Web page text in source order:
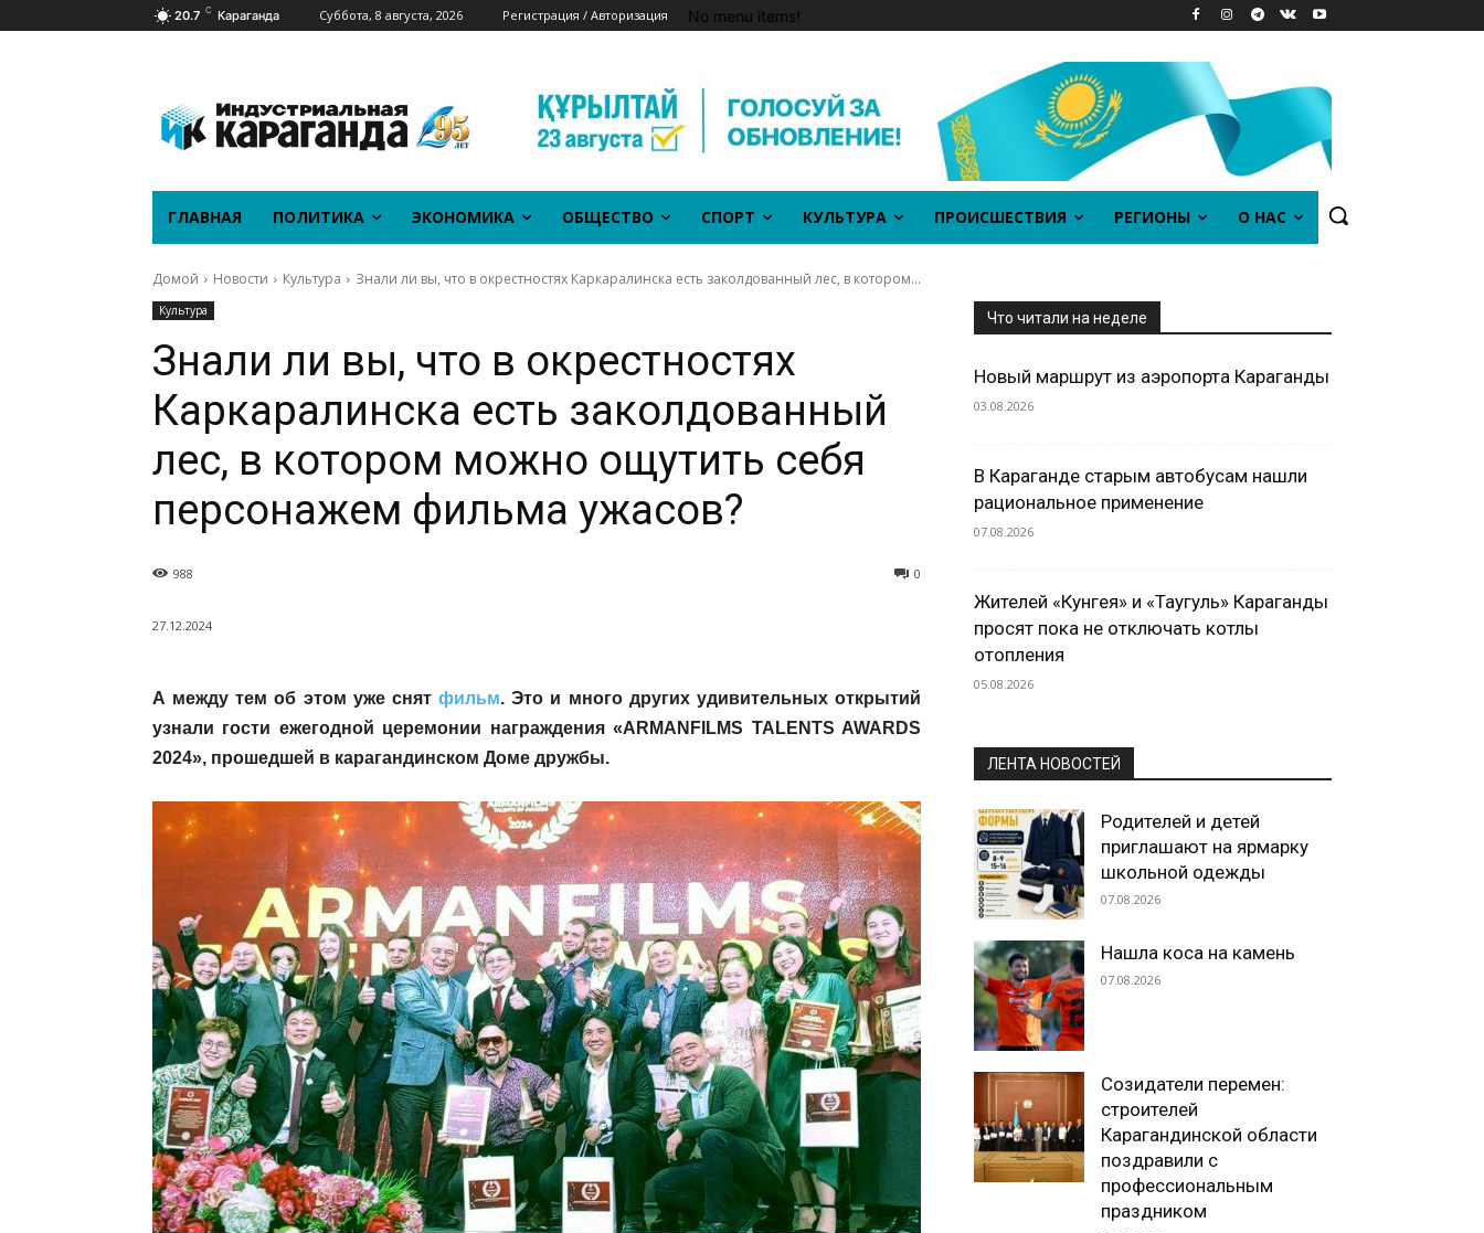
20.7 C Караганда Суббота, 8 августа, 2026 Регистрация / Авторизация No menu items!
ГЛАВНАЯ ПОЛИТИКА ЭКОНОМИКА ОБЩЕСТВО СПОРТ КУЛЬТУРА ПРОИСШЕСТВИЯ РЕГИОНЫ О НАС
Домой Новости Культура Знали ли вы, что в окрестностях Каркаралинска есть заколдованный лес, в котором...
Культура
Знали ли вы, что в окрестностях
Каркаралинска есть заколдованный
лес, в котором можно ощутить себя
персонажем фильма ужасов?
0
988
27.12.2024
А между тем об этом уже снятфильм. Это и много других удивительных открытий
узнали гости ежегодной церемонии награждения «ARMANFILMS TALENTS AWARDS
2024», прошедшей в карагандинском Доме дружбы.
Что читали на неделе
Новый маршрут из аэропорта Караганды
03.08.2026
В Караганде старым автобусам нашли
рациональное применение
07.08.2026
Жителей «Кунгея» и «Таугуль» Караганды
просят пока не отключать котлы
отопления
05.08.2026
ЛЕНТА НОВОСТЕЙ
Родителей и детей
приглашают на ярмарку
школьной одежды
07.08.2026
Нашла коса на камень
07.08.2026
Созидатели перемен:
строителей
Карагандинской области
поздравили с
профессиональным
праздником